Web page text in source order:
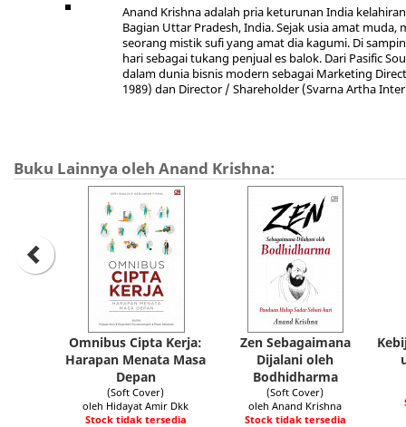
Anand Krishna adalah pria keturunan India
Bagian Uttar Pradesh, India. Sejak usia amat
seorang mistik sufi yang amat dia kagumi. Di
hari sebagai tukang penjual es balok. Dari Pasific
dalam dunia bisnis modern sebagai Marketing
1989) dan Director / Shareholder (Svarna Artha
Buku Lainnya oleh Anand Krishna:
Omnibus Cipta Kerja:
Harapan Menata Masa
Depan
(Soft Cover)
oleh Hidayat Amir Dkk
Stock tidak tersedia
Zen Sebagaimana
Dijalani oleh
Bodhidharma
(Soft Cover)
oleh Anand Krishna
Stock tidak tersedia